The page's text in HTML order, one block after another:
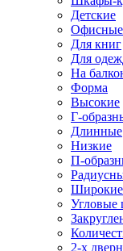
Детские
Офисные
Для книг
Для
На
Форма
Высокие
Г-
Длинные
Низкие
П-
Широкие
Угловые
2-х